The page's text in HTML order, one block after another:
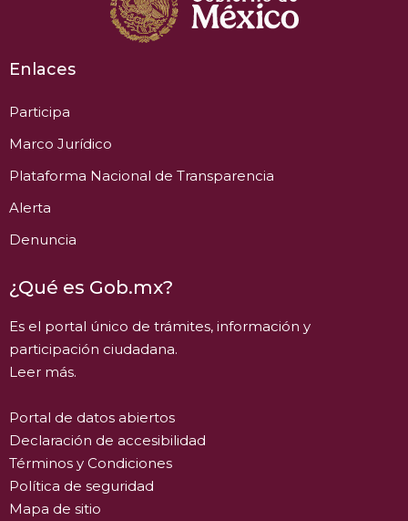
Enlaces
Participa
Marco Jurídico
Plataforma Nacional de Transparencia
Alerta
Denuncia
¿Qué es Gob.mx?
Es el portal único de trámites, información y
participación ciudadana.
Leer más.
Portal de datos abiertos
Declaración de accesibilidad
Términos y Condiciones
Política de seguridad
Mapa de sitio